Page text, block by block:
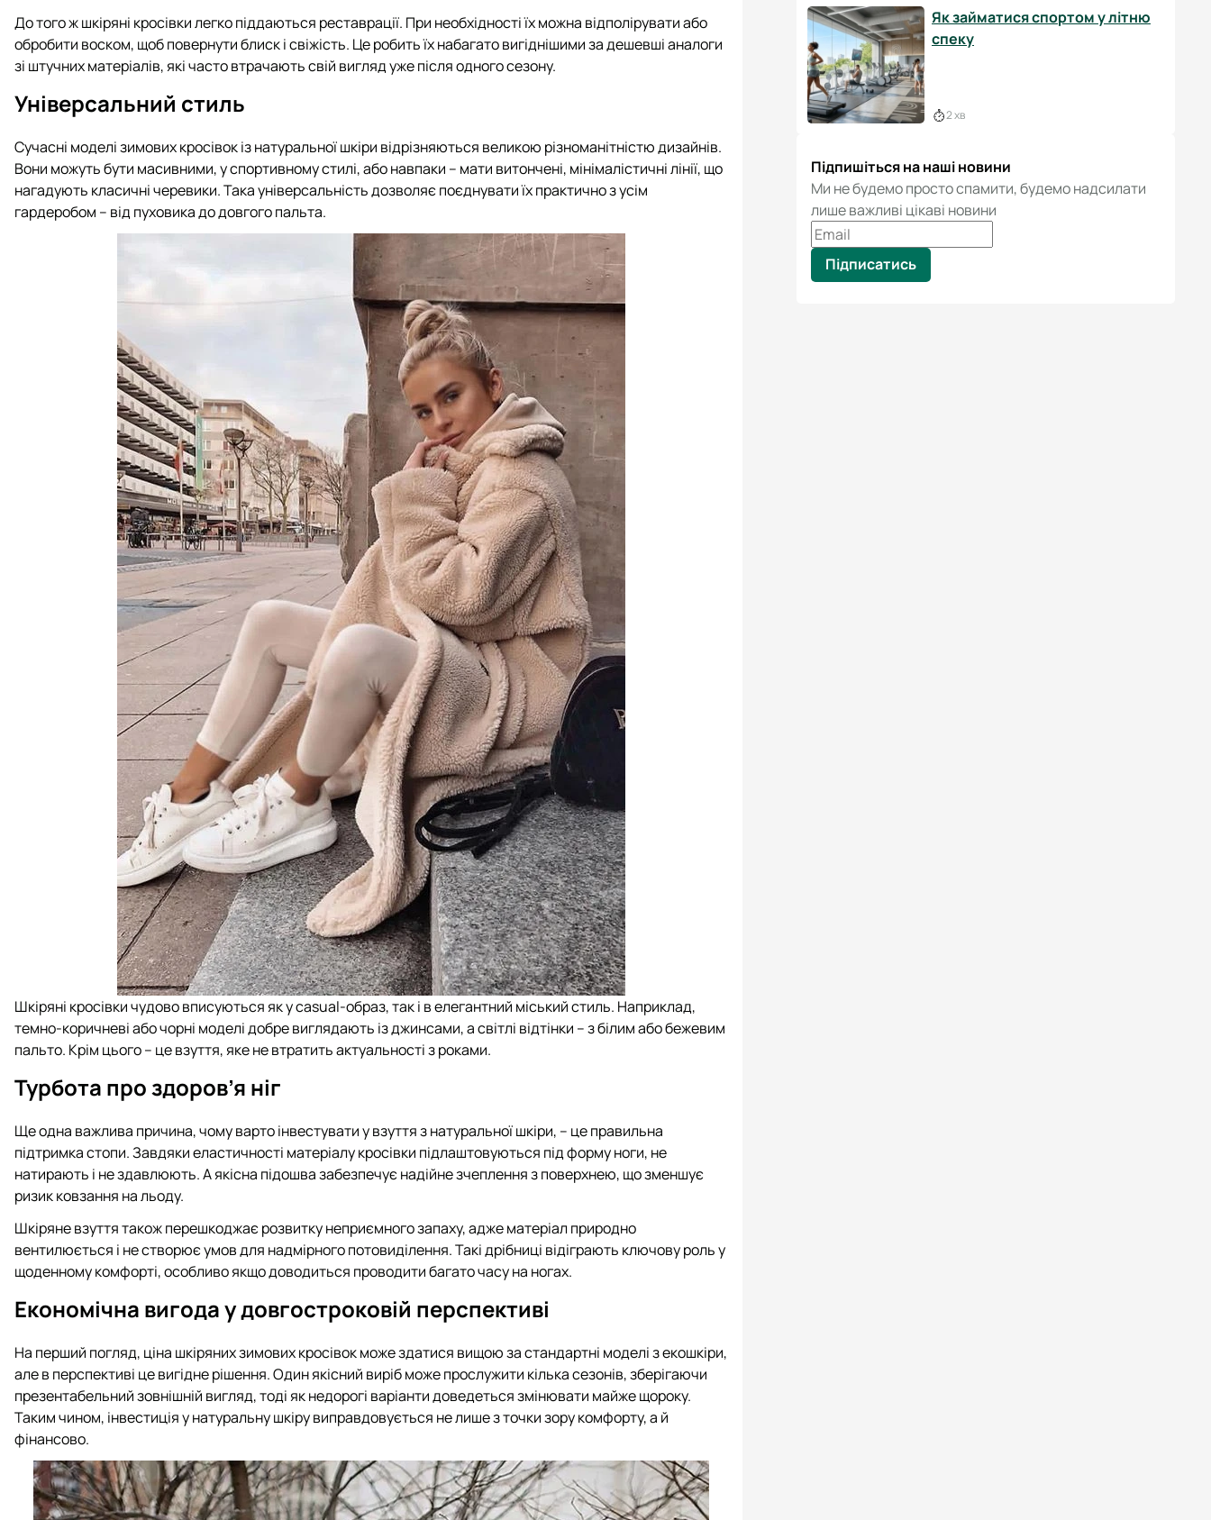
До того ж шкіряні кросівки легко піддаються реставрації. При необхідності їх можна відполірувати або
обробити воском, щоб повернути блиск і свіжість. Це робить їх набагато вигіднішими за дешевші аналоги
зі штучних матеріалів, які часто втрачають свій вигляд уже після одного сезону.
Універсальний стиль
Сучасні моделі зимових кросівок із натуральної шкіри відрізняються великою різноманітністю дизайнів.
Вони можуть бути масивними, у спортивному стилі, або навпаки – мати витончені, мінімалістичні лінії, що
нагадують класичні черевики. Така універсальність дозволяє поєднувати їх практично з усім
гардеробом – від пуховика до довгого пальта.
Шкіряні кросівки чудово вписуються як у casual-образ, так і в елегантний міський стиль. Наприклад,
темно-коричневі або чорні моделі добре виглядають із джинсами, а світлі відтінки – з білим або бежевим
пальто. Крім цього – це взуття, яке не втратить актуальності з роками.
Турбота про здоров’я ніг
Ще одна важлива причина, чому варто інвестувати у взуття з натуральної шкіри, – це правильна
підтримка стопи. Завдяки еластичності матеріалу кросівки підлаштовуються під форму ноги, не
натирають і не здавлюють. А якісна підошва забезпечує надійне зчеплення з поверхнею, що зменшує
ризик ковзання на льоду.
Шкіряне взуття також перешкоджає розвитку неприємного запаху, адже матеріал природно
вентилюється і не створює умов для надмірного потовиділення. Такі дрібниці відіграють ключову роль у
щоденному комфорті, особливо якщо доводиться проводити багато часу на ногах.
Економічна вигода у довгостроковій перспективі
На перший погляд, ціна шкіряних зимових кросівок може здатися вищою за стандартні моделі з екошкіри,
але в перспективі це вигідне рішення. Один якісний виріб може прослужити кілька сезонів, зберігаючи
презентабельний зовнішній вигляд, тоді як недорогі варіанти доведеться змінювати майже щороку.
Таким чином, інвестиція у натуральну шкіру виправдовується не лише з точки зору комфорту, а й
фінансово.
Як займатися спортом у літню
спеку
2 хв
Підпишіться на наші новини
Ми не будемо просто спамити, будемо надсилати
лише важливі цікаві новини
Підписатись